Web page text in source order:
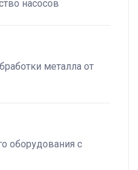
насосов
металла от
оборудования с